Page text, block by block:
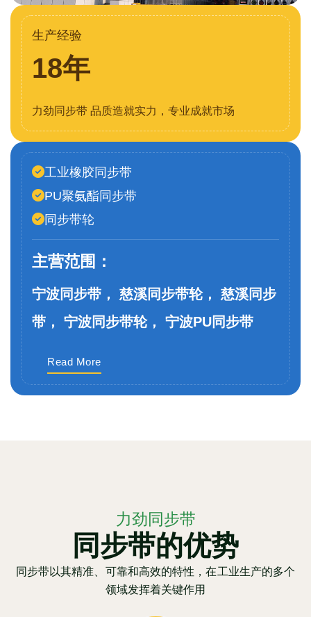
生产经验
18年
力劲同步带 品质造就实力，专业成就市场
工业橡胶同步带
PU聚氨酯同步带
同步带轮
主营范围：
宁波同步带， 慈溪同步带轮， 慈溪同步
带， 宁波同步带轮， 宁波PU同步带
Read More
力劲同步带
同步带的优势
同步带以其精准、可靠和高效的特性，在工业生产的多个
领域发挥着关键作用